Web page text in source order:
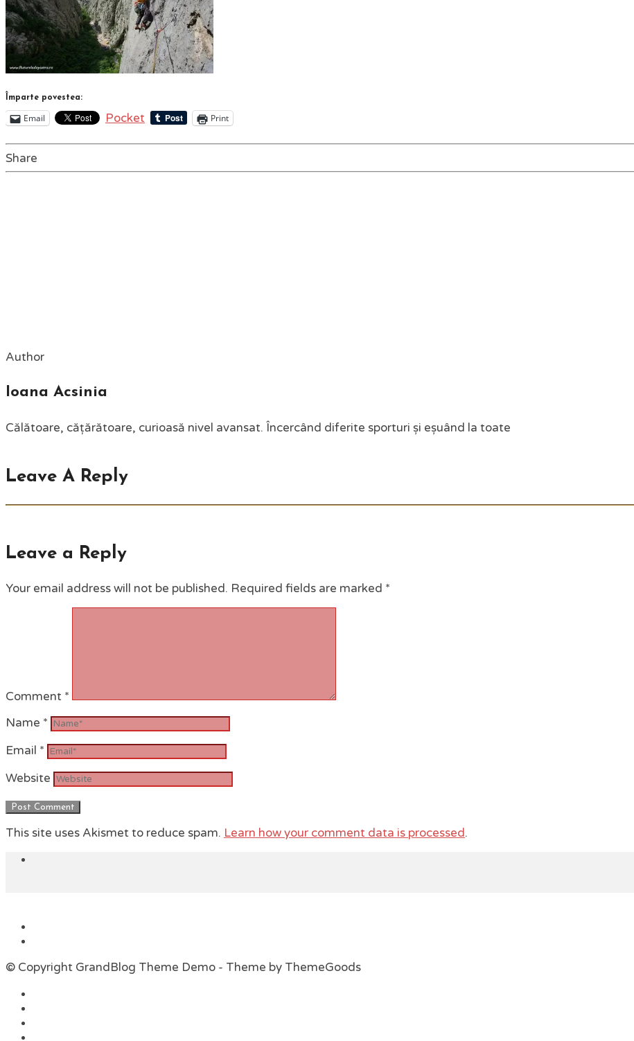
Împarte povestea:
Email Pocket Print
Share
Author
Ioana Acsinia
Călătoare, cățărătoare, curioasă nivel avansat. Încercând diferite sporturi și eșuând la toate
Leave A Reply
Leave a Reply
Your email address will not be published. Required fields are marked *
Comment *
Name *
Email *
Website
This site uses Akismet to reduce spam. Learn how your comment data is processed.
© Copyright GrandBlog Theme Demo - Theme by ThemeGoods